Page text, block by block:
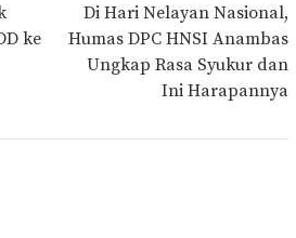
ke
Di Hari Nelayan Nasional,
Humas DPC HNSI Anambas
Ungkap Rasa Syukur dan
Ini Harapannya